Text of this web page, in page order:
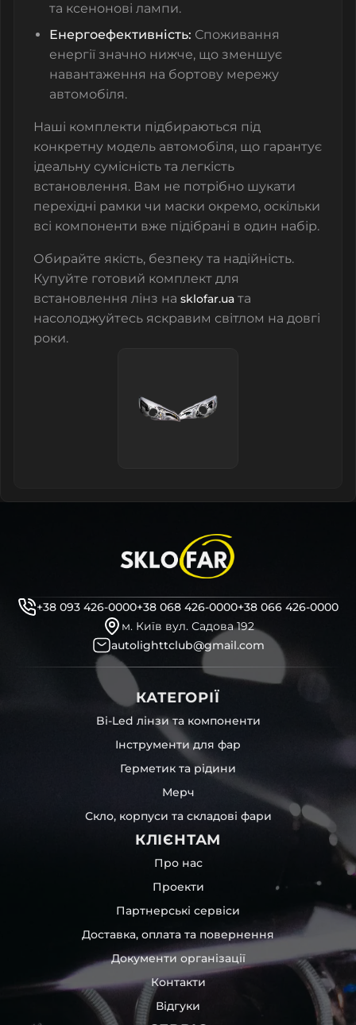
та ксенонові лампи.
Енергоефективність: Споживання
енергії значно нижче, що зменшує
навантаження на бортову мережу
автомобіля.
Наші комплекти підбираються під
конкретну модель автомобіля, що гарантує
ідеальну сумісність та легкість
встановлення. Вам не потрібно шукати
перехідні рамки чи маски окремо, оскільки
всі компоненти вже підібрані в один набір.
Обирайте якість, безпеку та надійність.
Купуйте готовий комплект для
встановлення лінз на sklofar.ua та
насолоджуйтесь яскравим світлом на довгі
роки.
+38 093 426-0000+38 068 426-0000+38 066 426-0000
м. Київ вул. Садова 192
autolighttclub@gmail.com
КАТЕГОРІЇ
Bi-Led лінзи та компоненти
Інструменти для фар
Герметик та рідини
Мерч
Скло, корпуси та складові фари
КЛІЄНТАМ
Про нас
Проекти
Партнерські сервіси
Доставка, оплата та повернення
Документи організації
Контакти
Відгуки